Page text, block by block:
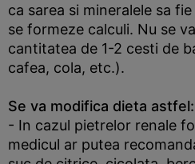
ca sarea si mineralele sa
se formeze calculi. Nu se
cantitatea de 1-2 cesti de
cafea, cola, etc.).
Se va modifica dieta astfel:
- In cazul pietrelor renale
medicul ar putea